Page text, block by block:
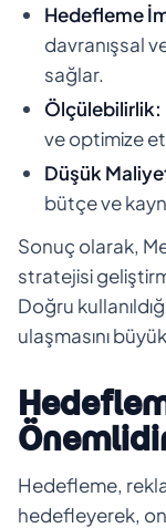
Hedefleme
davranışsal
sağlar.
Ölçülebilirlik:
ve optimize
Düşük
bütçe ve
Sonuç olarak,
stratejisi
Doğru
ulaşmasını
Hedefleme,
hedefleyerek,